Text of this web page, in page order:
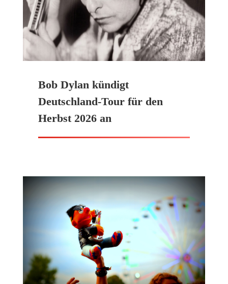
Bob Dylan kündigt
Deutschland-Tour für den
Herbst 2026 an